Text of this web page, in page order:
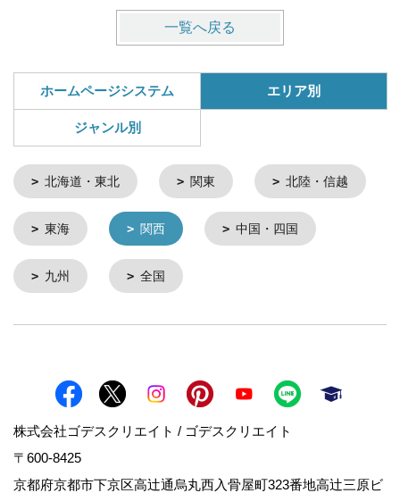
一覧へ戻る
ホームページシステム エリア別
ジャンル別
北海道・東北 関東 北陸・信越
東海 関西 中国・四国
九州 全国
株式会社ゴデスクリエイト / ゴデスクリエイト
〒600-8425
京都府京都市下京区高辻通烏丸西入骨屋町323番地高辻三原ビ